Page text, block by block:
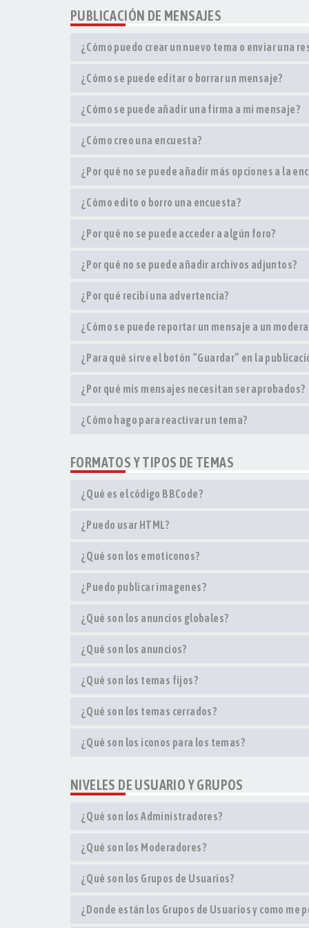
PUBLICACIÓN DE MENSAJES
¿Cómo puedo crear un nuevo tema o enviar una
¿Cómo se puede editar o borrar un mensaje?
¿Cómo se puede añadir una firma a mi mensaje?
¿Cómo creo una encuesta?
¿Por qué no se puede añadir más opciones a la
¿Cómo edito o borro una encuesta?
¿Por qué no se puede acceder a algún foro?
¿Por qué no se puede añadir archivos adjuntos?
¿Por qué recibí una advertencia?
¿Cómo se puede reportar un mensaje a un
¿Para qué sirve el botón “Guardar” en la
¿Por qué mis mensajes necesitan ser aprobados?
¿Cómo hago para reactivar un tema?
FORMATOS Y TIPOS DE TEMAS
¿Qué es el código BBCode?
¿Puedo usar HTML?
¿Qué son los emoticonos?
¿Puedo publicar imagenes?
¿Qué son los anuncios globales?
¿Qué son los anuncios?
¿Qué son los temas fijos?
¿Qué son los temas cerrados?
¿Qué son los iconos para los temas?
NIVELES DE USUARIO Y GRUPOS
¿Qué son los Administradores?
¿Qué son los Moderadores?
¿Qué son los Grupos de Usuarios?
¿Donde están los Grupos de Usuarios y como me